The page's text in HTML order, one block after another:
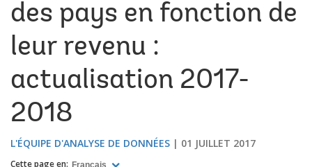
des pays en fonction de
leur revenu :
actualisation 2017-
2018
L'ÉQUIPE D'ANALYSE DE DONNÉES 01 JUILLET 2017
Cette page en: Français